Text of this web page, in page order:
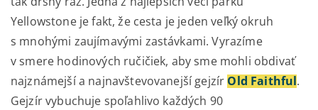
Yellowstone je fakt, že cesta je jeden veľký okruh
s mnohými zaujímavými zastávkami. Vyrazíme
v smere hodinových ručičiek, aby sme mohli obdivať
najznámejší a najnavštevovanejší gejzír Old Faithful.
Gejzír vybuchuje spoľahlivo každých 90